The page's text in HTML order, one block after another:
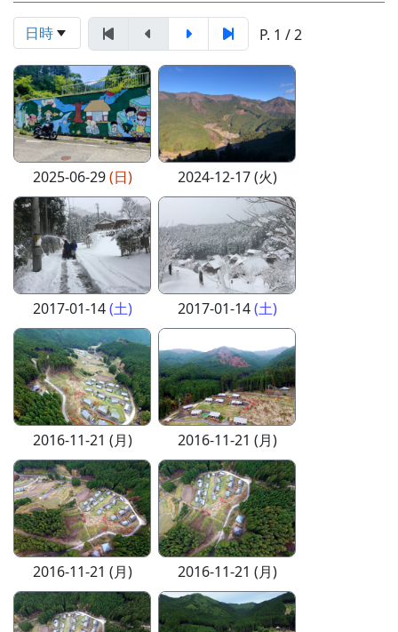
日時 P. 1 / 2
2025-06-29(日) 2024-12-17 (火)
2017-01-14(土) 2017-01-14(土)
2016-11-21 (月) 2016-11-21 (月)
2016-11-21 (月) 2016-11-21 (月)